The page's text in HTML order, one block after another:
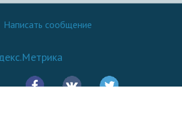
Написать сообщение